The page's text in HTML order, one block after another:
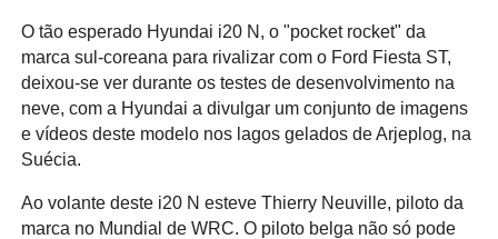
O tão esperado Hyundai i20 N, o "pocket rocket" da
marca sul-coreana para rivalizar com o Ford Fiesta ST,
deixou-se ver durante os testes de desenvolvimento na
neve, com a Hyundai a divulgar um conjunto de imagens
e vídeos deste modelo nos lagos gelados de Arjeplog, na
Suécia.
Ao volante deste i20 N esteve Thierry Neuville, piloto da
marca no Mundial de WRC. O piloto belga não só pode